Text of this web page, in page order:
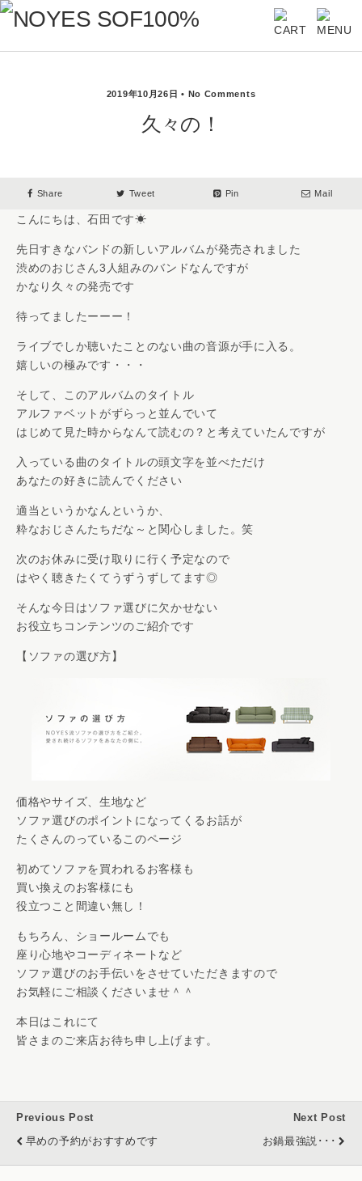
2019年10月26日 • No Comments
久々の！
Share Tweet Pin Mail
こんにちは、石田です☀
先日すきなバンドの新しいアルバムが発売されました
渋めのおじさん3人組みのバンドなんですが
かなり久々の発売です
待ってましたーーー！
ライブでしか聴いたことのない曲の音源が手に入る。
嬉しいの極みです・・・
そして、このアルバムのタイトル
アルファベットがずらっと並んでいて
はじめて見た時からなんて読むの？と考えていたんですが
入っている曲のタイトルの頭文字を並べただけ
あなたの好きに読んでください
適当というかなんというか、
粋なおじさんたちだな～と関心しました。笑
次のお休みに受け取りに行く予定なので
はやく聴きたくてうずうずしてます◎
そんな今日はソファ選びに欠かせない
お役立ちコンテンツのご紹介です
【ソファの選び方】
価格やサイズ、生地など
ソファ選びのポイントになってくるお話が
たくさんのっているこのページ
初めてソファを買われるお客様も
買い換えのお客様にも
役立つこと間違い無し！
もちろん、ショールームでも
座り心地やコーディネートなど
ソファ選びのお手伝いをさせていただきますので
お気軽にご相談くださいませ＾＾
本日はこれにて
皆さまのご来店お待ち申し上げます。
Previous Post
早めの予約がおすすめです
Next Post
お鍋最強説･･･